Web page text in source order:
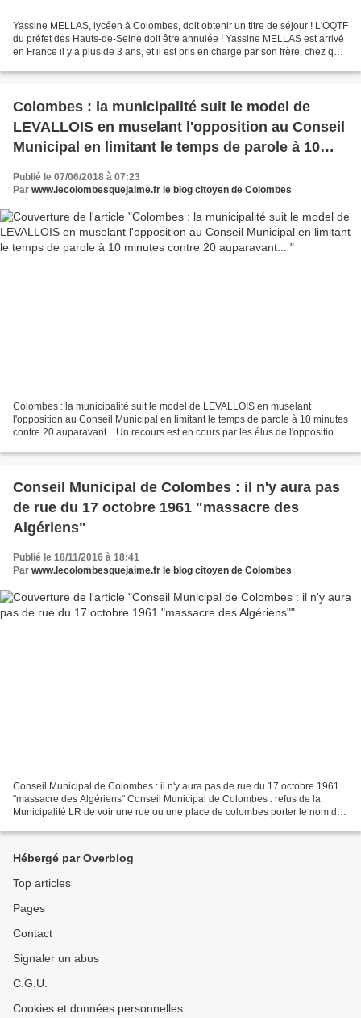
Yassine MELLAS, lycéen à Colombes, doit obtenir un titre de séjour ! L'OQTF
du préfet des Hauts-de-Seine doit être annulée ! Yassine MELLAS est arrivé
en France il y a plus de 3 ans, et il est pris en charge par son frère, chez qui
Colombes : la municipalité suit le model de
LEVALLOIS en muselant l'opposition au Conseil
Municipal en limitant le temps de parole à 10
minutes contre 20 auparavant...
Publié le 07/06/2018 à 07:23
Par www.lecolombesquejaime.fr le blog citoyen de Colombes
Colombes : la municipalité suit le model de LEVALLOIS en muselant
l'opposition au Conseil Municipal en limitant le temps de parole à 10 minutes
contre 20 auparavant... Un recours est en cours par les élus de l'opposition
Conseil Municipal de Colombes : il n'y aura pas
de rue du 17 octobre 1961 "massacre des
Algériens"
Publié le 18/11/2016 à 18:41
Par www.lecolombesquejaime.fr le blog citoyen de Colombes
Conseil Municipal de Colombes : il n'y aura pas de rue du 17 octobre 1961
"massacre des Algériens" Conseil Municipal de Colombes : refus de la
Municipalité LR de voir une rue ou une place de colombes porter le nom du
Hébergé par Overblog
Top articles
Pages
Contact
Signaler un abus
C.G.U.
Cookies et données personnelles